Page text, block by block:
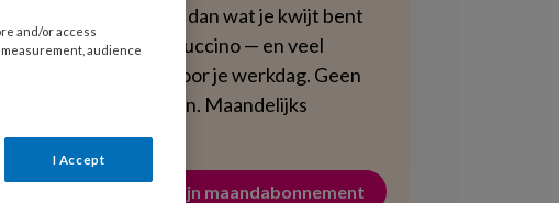
Dat is minder dan wat je kwijt bent
aan een cappuccino — en veel
voedzamer voor je werkdag. Geen
verplichtingen. Maandelijks
opzegbaar.
Activeer mijn maandabonnement
and/or access
audience
I Accept